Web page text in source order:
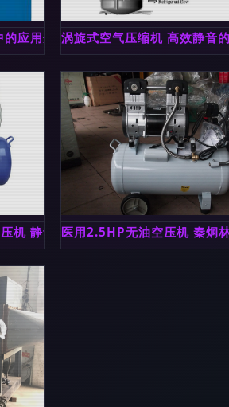
市场评价
的应用分析涡旋式空气压缩机 高效静音
机 静音无油打气泵的工业利器
医用2.5HP无油空压机 秦炯